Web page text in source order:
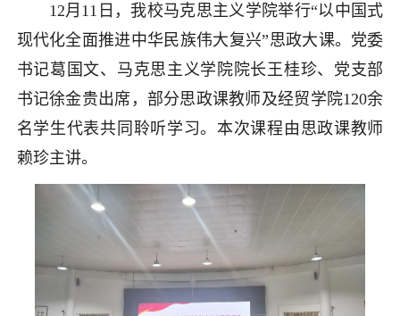
12月11日，我校马克思主义学院举行“以中国式
现代化全面推进中华民族伟大复兴”思政大课。党委
书记葛国文、马克思主义学院院长王桂珍、党支部
书记徐金贵出席，部分思政课教师及经贸学院120余
名学生代表共同聆听学习。本次课程由思政课教师
赖珍主讲。